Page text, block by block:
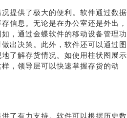
提供了极大的便利。软件通过数据
信息。无论是在办公室还是外出，
，通过金蝶软件的移动设备管理功
出决策。此外，软件还可以通过图
了解存货情况。如使用柱状图展示
，领导层可以快速掌握存货的动
了有力支持。软件可以根据历史数